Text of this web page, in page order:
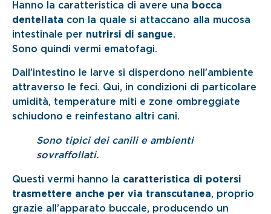
Hanno la caratteristica di avere una bocca
dentellata con la quale si attaccano alla mucosa
intestinale per nutrirsi di sangue.
Sono quindi vermi ematofagi.
Dall’intestino le larve si disperdono nell’ambiente
attraverso le feci. Qui, in condizioni di particolare
umidità, temperature miti e zone ombreggiate
schiudono e reinfestano altri cani.
Sono tipici dei canili e ambienti
sovraffollati.
Questi vermi hanno la caratteristica di potersi
trasmettere anche per via transcutanea, proprio
grazie all’apparato buccale, producendo un